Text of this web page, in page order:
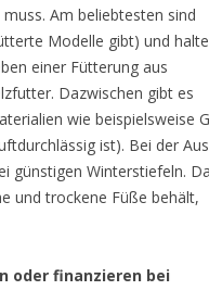
Am beliebtesten sind
Modelle gibt) und
einer Fütterung aus
Dazwischen gibt es
wie beispielsweise
ist). Bei der
günstigen Winterstiefeln.
und trockene Füße behält,
oder finanzieren bei